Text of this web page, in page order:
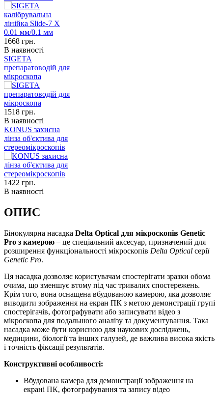
1668 грн.
В наявності
SIGETA
препаратоводій для
мікроскопа
1518 грн.
В наявності
KONUS захисна
лінза об'єктива для
стереомікроскопів
1422 грн.
В наявності
ОПИС
Бінокулярна насадка Delta Optical для мікроскопів Genetic
Pro з камерою – це спеціальний аксесуар, призначений для
розширення функціональності мікроскопів Delta Optical серії
Genetic Pro.
Ця насадка дозволяє користувачам спостерігати зразки обома
очима, що зменшує втому під час тривалих спостережень.
Крім того, вона оснащена вбудованою камерою, яка дозволяє
виводити зображення на екран ПК з метою демонстрації групі
спостерігачів, фотографувати або записувати відео з
мікроскопа для подальшого аналізу та документування. Така
насадка може бути корисною для наукових досліджень,
медицини, біології та інших галузей, де важлива висока якість
і точність фіксації результатів.
Конструктивні особливості:
Вбудована камера для демонстрації зображення на
екрані ПК, фотографування та запису відео